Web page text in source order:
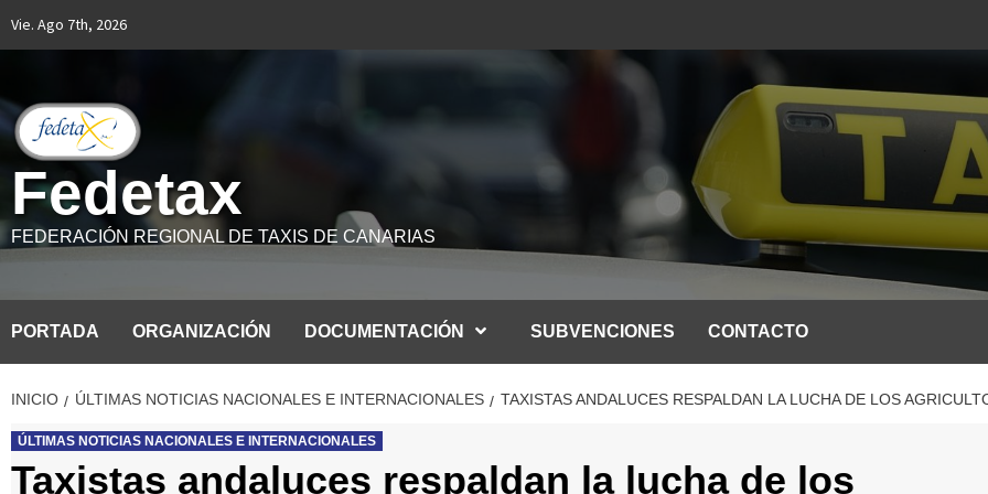
Vie. Ago 7th, 2026
Fedetax
FEDERACIÓN REGIONAL DE TAXIS DE CANARIAS
PORTADA ORGANIZACIÓN DOCUMENTACIÓN SUBVENCIONES CONTACTO
INICIO ÚLTIMAS NOTICIAS NACIONALES E INTERNACIONALES TAXISTAS ANDALUCES RESPALDAN LA LUCHA DE LOS
ÚLTIMAS NOTICIAS NACIONALES E INTERNACIONALES
Taxistas andaluces respaldan la lucha de los